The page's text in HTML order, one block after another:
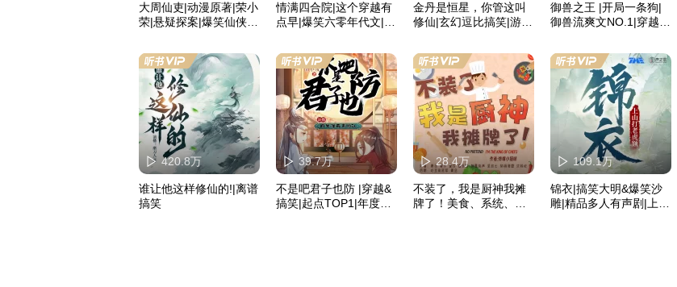
大周仙吏|动漫原著|荣小
荣|悬疑探案|爆笑仙侠|
情满四合院|这个穿越有
点早|爆笑六零年代文|精
金丹是恒星，你管这叫
修仙|玄幻逗比搞笑|游戏
御兽之王 |开局一条狗|
御兽流爽文NO.1|穿越搞
420.8万
谁让他这样修仙的!|离谱
搞笑
39.7万
不是吧君子也防 |穿越&
搞笑|起点TOP1|年度热
28.4万
不装了，我是厨神我摊
牌了！美食、系统、搞
109.1万
锦衣|搞笑大明&爆笑沙
雕|精品多人有声剧|上山